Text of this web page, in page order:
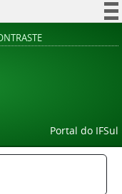
Portal do IFSul